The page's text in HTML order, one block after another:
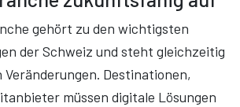
gehört zu den wichtigsten
der Schweiz und steht gleichzeitig
Destinationen,
müssen digitale Lösungen